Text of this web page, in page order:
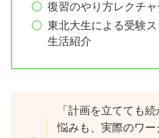
復習のやり方レクチャ
東北大生による受験
生活紹介
「計画を立てても
悩みも、実際のワ